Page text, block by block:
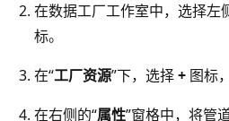
在数据工厂工作室中，选择左
标。
在“工厂资源”下，选择+ 图标
在右侧的“属性”窗格中，将管